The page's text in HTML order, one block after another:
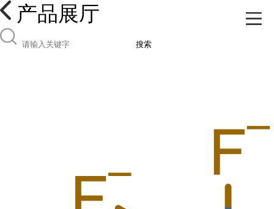
产品展厅
搜索